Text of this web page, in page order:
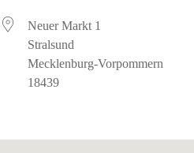
Neuer Markt 1
Stralsund
Mecklenburg-Vorpommern
18439